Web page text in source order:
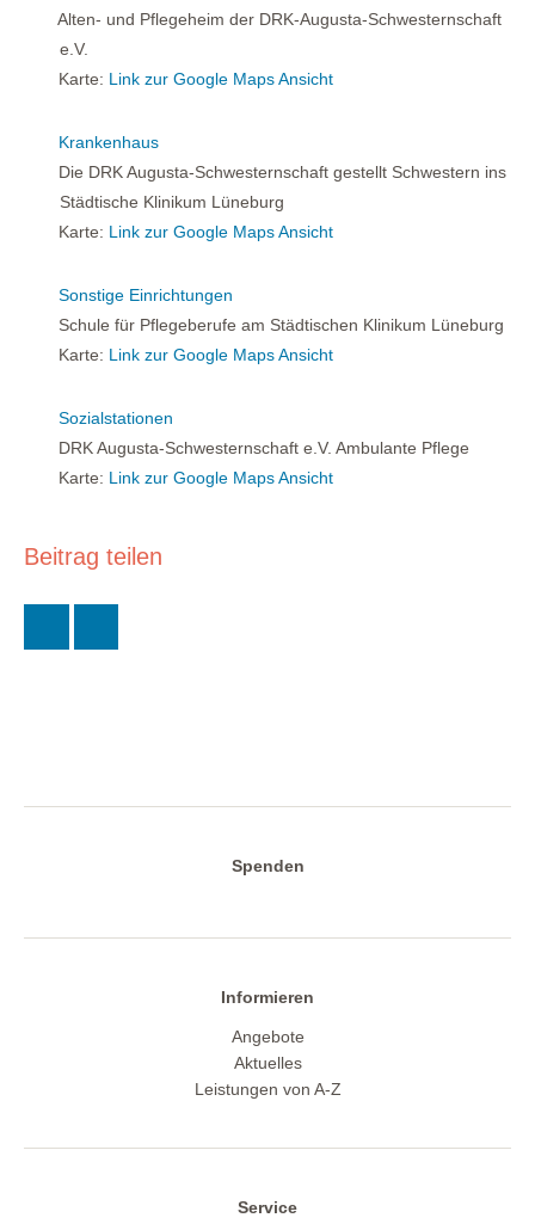
Alten- und Pflegeheim der DRK-Augusta-Schwesternschaft
e.V.
Karte: Link zur Google Maps Ansicht
Krankenhaus
Die DRK Augusta-Schwesternschaft gestellt Schwestern ins
Städtische Klinikum Lüneburg
Karte: Link zur Google Maps Ansicht
Sonstige Einrichtungen
Schule für Pflegeberufe am Städtischen Klinikum Lüneburg
Karte: Link zur Google Maps Ansicht
Sozialstationen
DRK Augusta-Schwesternschaft e.V. Ambulante Pflege
Karte: Link zur Google Maps Ansicht
Beitrag teilen
Spenden
Informieren
Angebote
Aktuelles
Leistungen von A-Z
Service